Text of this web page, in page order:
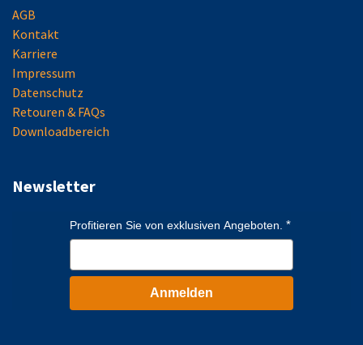
AGB
Kontakt
Karriere
Impressum
Datenschutz
Retouren & FAQs
Downloadbereich
Newsletter
Profitieren Sie von exklusiven Angeboten.
Anmelden